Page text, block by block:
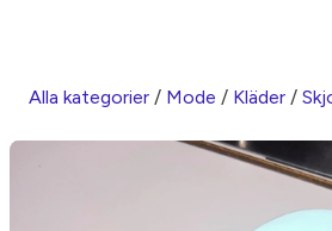
Alla kategorier / Mode / Kläder /